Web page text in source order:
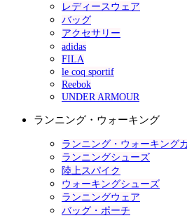
レディースウェア
バッグ
アクセサリー
adidas
FILA
le coq sportif
Reebok
UNDER ARMOUR
ランニング・ウォーキング
ランニング・ウォーキング
ランニングシューズ
陸上スパイク
ウォーキングシューズ
ランニングウェア
バッグ・ポーチ